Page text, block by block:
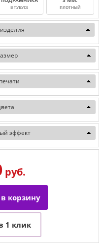
В ТУБУСЕ ПЛОТНЫЙ
эффект
руб.